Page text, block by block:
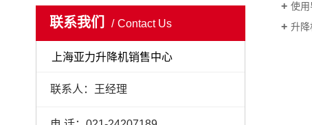
联系我们 Contact Us
上海亚力升降机销售中心
联系人：王经理
使用
升降